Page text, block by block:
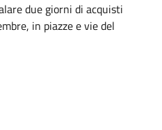
due giorni di acquisti
in piazze e vie del